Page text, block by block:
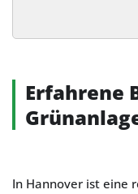
Alternative:
Erfahrene
In Hannover ist eine